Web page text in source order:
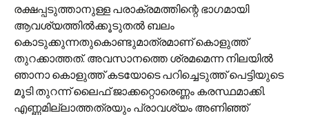
രക്ഷപ്പടുത്താനുള്ള പരാക്രമത്തിന്റെ ഭാഗമായി
ആവശ്യത്തില്‍ക്കൂടുതല്‍ ബലം
കൊടുക്കുന്നതുകൊണ്ടുമാത്രമാണ് കൊളുത്ത്
തുറക്കാത്തത്. അവസാനത്തെ ശ്രമമെന്ന നിലയില്‍
ഞാനാ കൊളുത്ത് കടയോടെ പറിച്ചെടുത്ത് പെട്ടിയുടെ
മൂടി തുറന്ന് ലൈഫ് ജാക്കറ്റൊരെണ്ണം കരസ്ഥമാക്കി.
എണ്ണമില്ലാത്തത്രയും പ്രാവശ്യം അണിഞ്ഞ്